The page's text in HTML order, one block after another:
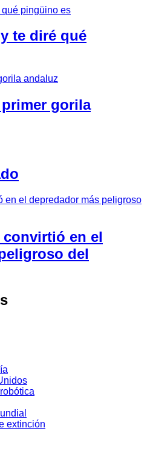
te diré qué
gorila
convirtió en el
del
extinción